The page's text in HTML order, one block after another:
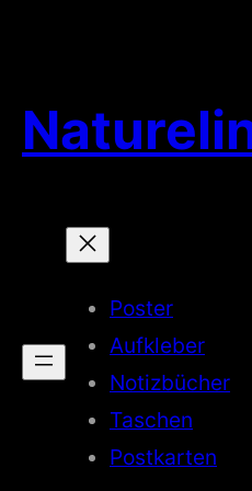
Poster
Aufkleber
Notizbücher
Taschen
Postkarten